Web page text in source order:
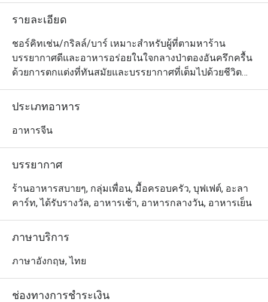
รายละเอียด
ชอร์คิทเช่น/กริลล์/บาร์ เหมาะสำหรับผู้ที่ตามหาร้าน
บรรยากาศดีและอาหารอร่อยในใจกลางป่าตองอันครึกครื้น
ด้วยการตกแต่งที่ทันสมัยและบรรยากาศที่เต็มไปด้วยชีวิต
ชีวา ร้านอาหารออลเดย์ไดนิ่งบนชั้น 1 ของโฮเทล โคลเวอร์
ป่าตอง ภูเก็ต จึงเป็นสวรรค์สำหรับผู้ชื่นชอบอาหารที่
ร้อนแรงของอาหารเอเชียตะวันออกเฉียงใต้ไปจนถึงจาน
ต้มกับผักกาดดอง ปูผัดขิงและต้นหอม และเนื้อผัดพริกไทยดำ
ประเภทอาหาร
อาหารจีน
บรรยากาศ
ร้านอาหารสบายๆ, กลุ่มเพื่อน, มื้อครอบครัว, บุฟเฟต์, อะลา
คาร์ท, ได้รับรางวัล, อาหารเช้า, อาหารกลางวัน, อาหารเย็น
ภาษาบริการ
ภาษาอังกฤษ, ไทย
ช่องทางการชำระเงิน